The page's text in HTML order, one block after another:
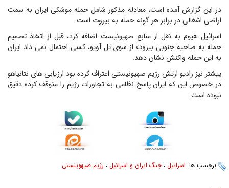
در این گزارش آمده است، معادله مذکور شامل حمله موشکی ایران به سمت
اراضی اشغالی در برابر هر گونه حمله به بیروت است.
اسرائیل هیوم به نقل از منابع صهیونیست اضافه کرد، قبل از اتخاذ تصمیم
حمله به ضاحیه جنوبی بیروت از سوی تل آویو، کسی احتمال نمی داد ایران
به این حمله واکنش نشان دهد.
پیشتر نیز رادیو ارتش رژیم صهیونیستی اعتراف کرده بود ارزیابی های نتانیاهو
در خصوص این که ایران پاسخ نظامی به تجاوزات رژیم را متوقف کرده دقیق
نبوده است.
برچسب ها: اسرائیل ،جنگ ایران و اسرائیل ، رژیم صیهوینستی